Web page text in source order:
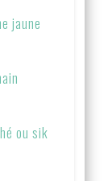
jaune
ou sik